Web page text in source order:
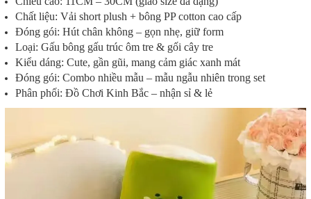
Chất liệu: Vải short plush + bông PP cotton cao cấp
Đóng gói: Hút chân không – gọn nhẹ, giữ form
Loại: Gấu bông gấu trúc ôm tre & gối cây tre
Kiểu dáng: Cute, gần gũi, mang cảm giác xanh mát
Đóng gói: Combo nhiều mẫu – mẫu ngẫu nhiên trong set
Phân phối: Đồ Chơi Kinh Bắc – nhận sỉ & lẻ